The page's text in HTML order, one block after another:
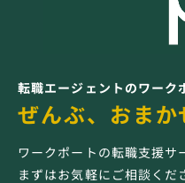
転職エージェントのワーク
ぜんぶ、おまか
ワークポートの転職支援サ
まずはお気軽にご相談くだ